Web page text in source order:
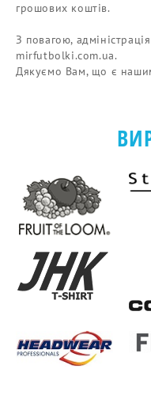
грошових коштів.
З повагою,
mirfutbolki.com.ua.
Дякуємо Вам, що є